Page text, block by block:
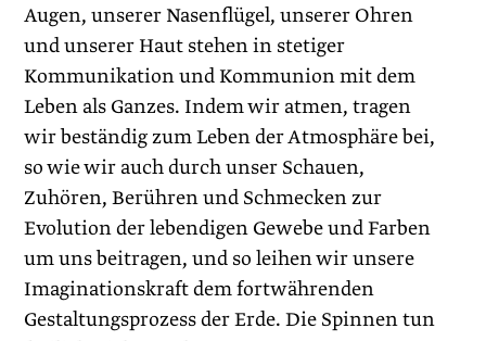
Augen, unserer Nasenflügel, unserer Ohren
und unserer Haut stehen in stetiger
Kommunikation und Kommunion mit dem
Leben als Ganzes. Indem wir atmen, tragen
wir beständig zum Leben der Atmosphäre bei,
so wie wir auch durch unser Schauen,
Zuhören, Berühren und Schmecken zur
Evolution der lebendigen Gewebe und Farben
um uns beitragen, und so leihen wir unsere
Imaginationskraft dem fortwährenden
Gestaltungsprozess der Erde. Die Spinnen tun